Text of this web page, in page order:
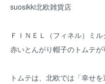
suosikki北欧雑貨店
ＦＩＮＥＬ（フィネル）ミル
赤いとんがり帽子のトムテが
トムテは、北欧では「幸せ